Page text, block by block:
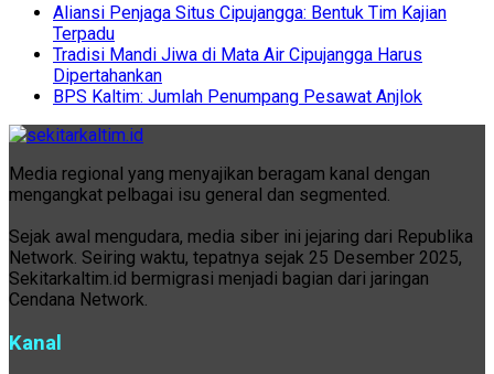
Aliansi Penjaga Situs Cipujangga: Bentuk Tim Kajian
Terpadu
Tradisi Mandi Jiwa di Mata Air Cipujangga Harus
Dipertahankan
BPS Kaltim: Jumlah Penumpang Pesawat Anjlok
Media regional yang menyajikan beragam kanal dengan
mengangkat pelbagai isu general dan segmented.
Sejak awal mengudara, media siber ini jejaring dari Republika
Network. Seiring waktu, tepatnya sejak 25 Desember 2025,
Sekitarkaltim.id bermigrasi menjadi bagian dari jaringan
Cendana Network.
Kanal